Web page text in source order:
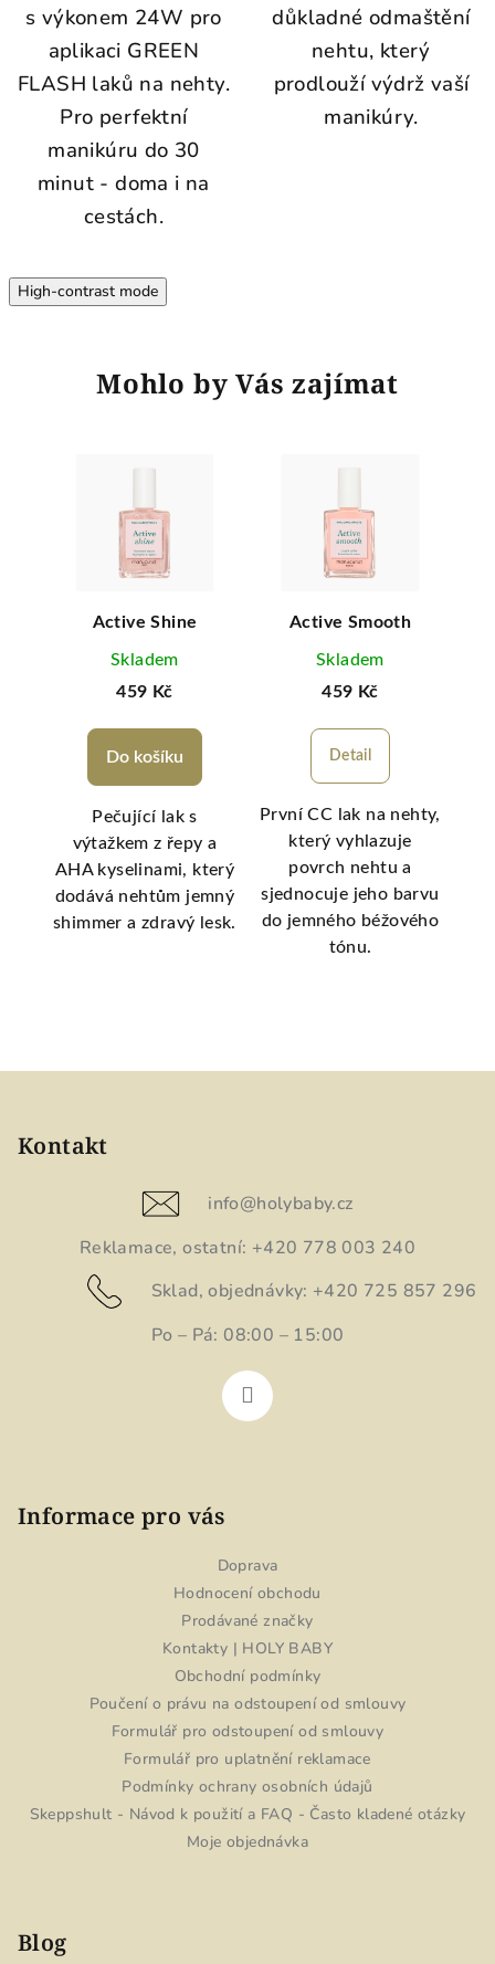
s výkonem 24W pro
aplikaci GREEN
FLASH laků na nehty.
Pro perfektní
manikúru do 30
minut - doma i na
cestách.
důkladné odmaštění
nehtu, který
prodlouží výdrž vaší
manikúry.
High-contrast mode
Mohlo by Vás zajímat
Active Shine
Skladem
459 Kč
Do košíku
Pečující lak s
výtažkem z řepy a
AHA kyselinami, který
dodává nehtům jemný
shimmer a zdravý lesk.
Active Smooth
Skladem
459 Kč
Detail
První CC lak na nehty,
který vyhlazuje
povrch nehtu a
sjednocuje jeho barvu
do jemného béžového
tónu.
Kontakt
info@holybaby.cz
Reklamace, ostatní: +420 778 003 240
Sklad, objednávky: +420 725 857 296
Po – Pá: 08:00 – 15:00
Informace pro vás
Doprava
Hodnocení obchodu
Prodávané značky
Kontakty | HOLY BABY
Obchodní podmínky
Poučení o právu na odstoupení od smlouvy
Formulář pro odstoupení od smlouvy
Formulář pro uplatnění reklamace
Podmínky ochrany osobních údajů
Skeppshult - Návod k použití a FAQ - Často kladené otázky
Moje objednávka
Blog